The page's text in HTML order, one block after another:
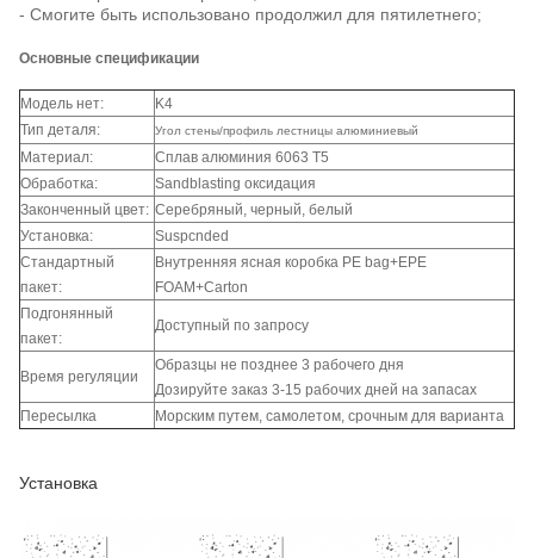
- Смогите быть использовано продолжил для пятилетнего;
Основные спецификации
Модель нет:
K4
Тип деталя:
Угол стены/профиль лестницы алюминиевый
Материал:
Сплав алюминия 6063 T5
Обработка:
Sandblasting оксидация
Законченный цвет: Серебряный, черный, белый
Установка:
Suspcnded
Стандартный
пакет:
Внутренняя ясная коробка PE bag+EPE
FOAM+Carton
Подгонянный
пакет:
Доступный по запросу
Время регуляции
Образцы не позднее 3 рабочего дня
Дозируйте заказ 3-15 рабочих дней на запасах
Пересылка
Морским путем, самолетом, срочным для варианта
Установка